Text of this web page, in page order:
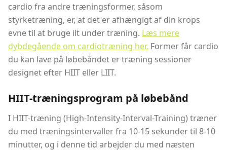
cardio fra andre træningsformer, såsom
styrketræning, er, at det er afhængigt af din krops
evne til at bruge ilt under træning. Læs mere
dybdegående om cardiotræning her. Former får cardio
du kan lave på løbebåndet er træning sessioner
designet efter HIIT eller LIIT.
HIIT-træningsprogram på løbebånd
I HIIT-træning (High-Intensity-Interval-Training) træner
du med træningsintervaller fra 10-15 sekunder til 8-10
minutter, og i denne tid arbejder du med næsten